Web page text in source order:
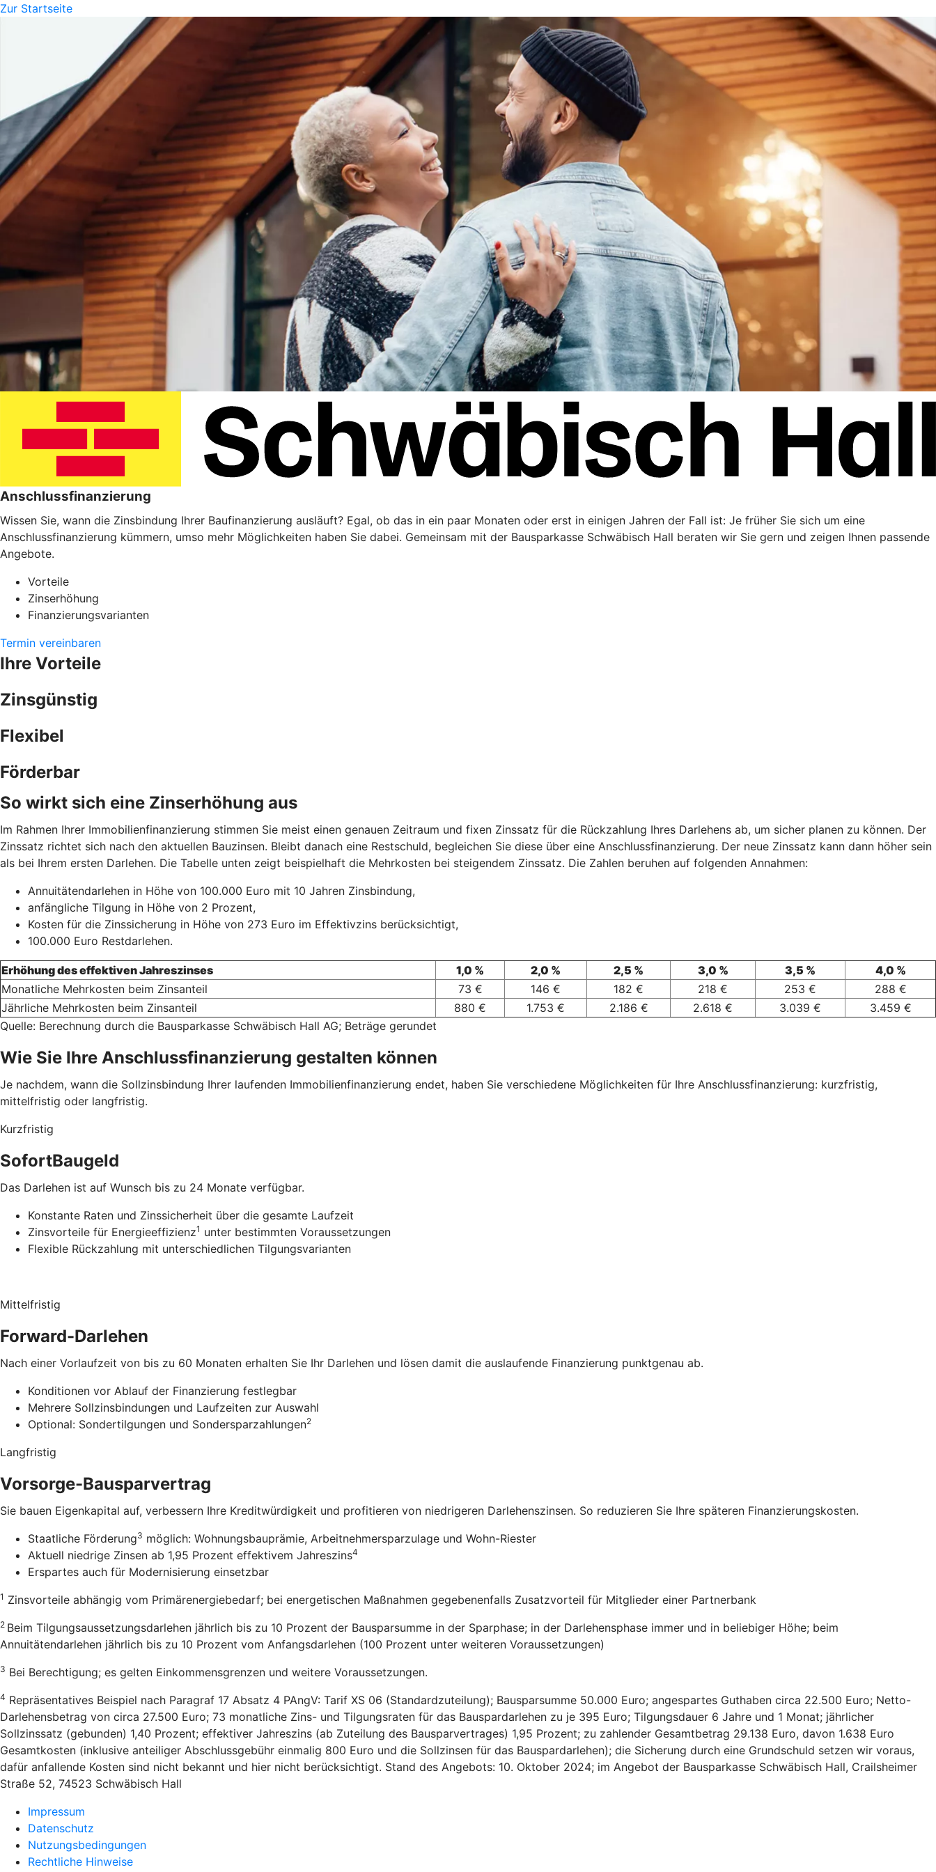
Zur Startseite
Anschlussfinanzierung
Wissen Sie, wann die Zinsbindung Ihrer Baufinanzierung ausläuft? Egal, ob das in ein paar Monaten oder erst in einigen Jahren der Fall ist: Je früher Sie sich um eine
Anschlussfinanzierung kümmern, umso mehr Möglichkeiten haben Sie dabei. Gemeinsam mit der Bausparkasse Schwäbisch Hall beraten wir Sie gern und zeigen Ihnen passende
Angebote.
Vorteile
Zinserhöhung
Finanzierungsvarianten
Termin vereinbaren
Ihre Vorteile
Zinsgünstig
Flexibel
Förderbar
So wirkt sich eine Zinserhöhung aus
Im Rahmen Ihrer Immobilienfinanzierung stimmen Sie meist einen genauen Zeitraum und fixen Zinssatz für die Rückzahlung Ihres Darlehens ab, um sicher planen zu können. Der
Zinssatz richtet sich nach den aktuellen Bauzinsen. Bleibt danach eine Restschuld, begleichen Sie diese über eine Anschlussfinanzierung. Der neue Zinssatz kann dann höher sein
als bei Ihrem ersten Darlehen. Die Tabelle unten zeigt beispielhaft die Mehrkosten bei steigendem Zinssatz. Die Zahlen beruhen auf folgenden Annahmen:
Annuitätendarlehen in Höhe von 100.000 Euro mit 10 Jahren Zinsbindung,
anfängliche Tilgung in Höhe von 2 Prozent,
Kosten für die Zinssicherung in Höhe von 273 Euro im Effektivzins berücksichtigt,
100.000 Euro Restdarlehen.
Erhöhung des effektiven Jahreszinses 1,0 % 2,0 % 2,5 % 3,0 % 3,5 %
4,0 %
Monatliche Mehrkosten beim Zinsanteil
73 € 146 € 182 € 218 € 253 €
288 €
Jährliche Mehrkosten beim Zinsanteil
880 € 1.753 € 2.186 € 2.618 € 3.039 €
3.459 €
Quelle: Berechnung durch die Bausparkasse Schwäbisch Hall AG; Beträge gerundet
Wie Sie Ihre Anschlussfinanzierung gestalten können
Je nachdem, wann die Sollzinsbindung Ihrer laufenden Immobilienfinanzierung endet, haben Sie verschiedene Möglichkeiten für Ihre Anschlussfinanzierung: kurzfristig,
mittelfristig oder langfristig.
Kurzfristig
SofortBaugeld
Das Darlehen ist auf Wunsch bis zu 24 Monate verfügbar.
Konstante Raten und Zinssicherheit über die gesamte Laufzeit
Zinsvorteile für Energieeffizienz1 unter bestimmten Voraussetzungen
Flexible Rückzahlung mit unterschiedlichen Tilgungsvarianten
Mittelfristig
Forward-Darlehen
Nach einer Vorlaufzeit von bis zu 60 Monaten erhalten Sie Ihr Darlehen und lösen damit die auslaufende Finanzierung punktgenau ab.
Konditionen vor Ablauf der Finanzierung festlegbar
Mehrere Sollzinsbindungen und Laufzeiten zur Auswahl
Optional: Sondertilgungen und Sondersparzahlungen2
Langfristig
Vorsorge-Bausparvertrag
Sie bauen Eigenkapital auf, verbessern Ihre Kreditwürdigkeit und profitieren von niedrigeren Darlehenszinsen. So reduzieren Sie Ihre späteren Finanzierungskosten.
Staatliche Förderung3 möglich: Wohnungsbauprämie, Arbeitnehmersparzulage und Wohn-Riester
Aktuell niedrige Zinsen ab 1,95 Prozent effektivem Jahreszins4
Erspartes auch für Modernisierung einsetzbar
1 Zinsvorteile abhängig vom Primärenergiebedarf; bei energetischen Maßnahmen gegebenenfalls Zusatzvorteil für Mitglieder einer Partnerbank
2 Beim Tilgungsaussetzungsdarlehen jährlich bis zu 10 Prozent der Bausparsumme in der Sparphase; in der Darlehensphase immer und in beliebiger Höhe; beim
Annuitätendarlehen jährlich bis zu 10 Prozent vom Anfangsdarlehen (100 Prozent unter weiteren Voraussetzungen)
3 Bei Berechtigung; es gelten Einkommensgrenzen und weitere Voraussetzungen.
4 Repräsentatives Beispiel nach Paragraf 17 Absatz 4 PAngV: Tarif XS 06 (Standardzuteilung); Bausparsumme 50.000 Euro; angespartes Guthaben circa 22.500 Euro; Netto-
Darlehensbetrag von circa 27.500 Euro; 73 monatliche Zins- und Tilgungsraten für das Bauspardarlehen zu je 395 Euro; Tilgungsdauer 6 Jahre und 1 Monat; jährlicher
Sollzinssatz (gebunden) 1,40 Prozent; effektiver Jahreszins (ab Zuteilung des Bausparvertrages) 1,95 Prozent; zu zahlender Gesamtbetrag 29.138 Euro, davon 1.638 Euro
Gesamtkosten (inklusive anteiliger Abschlussgebühr einmalig 800 Euro und die Sollzinsen für das Bauspardarlehen); die Sicherung durch eine Grundschuld setzen wir voraus,
dafür anfallende Kosten sind nicht bekannt und hier nicht berücksichtigt. Stand des Angebots: 10. Oktober 2024; im Angebot der Bausparkasse Schwäbisch Hall, Crailsheimer
Straße 52, 74523 Schwäbisch Hall
Impressum
Datenschutz
Nutzungsbedingungen
Rechtliche Hinweise